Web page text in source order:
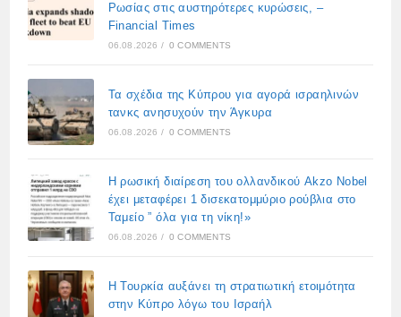
Ρωσίας στις αυστηρότερες κυρώσεις, –
Financial Times
06.08.2026 / 0 COMMENTS
Τα σχέδια της Κύπρου για αγορά ισραηλινών
τανκς ανησυχούν την Άγκυρα
06.08.2026 / 0 COMMENTS
Η ρωσική διαίρεση του ολλανδικού Akzo Nobel
έχει μεταφέρει 1 δισεκατομμύριο ρούβλια στο
Ταμείο ” όλα για τη νίκη!»
06.08.2026 / 0 COMMENTS
Η Τουρκία αυξάνει τη στρατιωτική ετοιμότητα
στην Κύπρο λόγω του Ισραήλ